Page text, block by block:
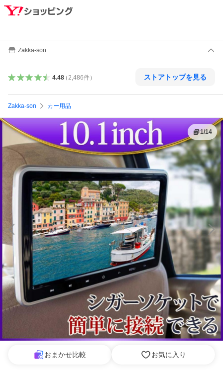
Zakka-son
4.48（ 2,486件） ストアトップを見る
Zakka-son カー用品
1/14
おまかせ比較 お気に入り